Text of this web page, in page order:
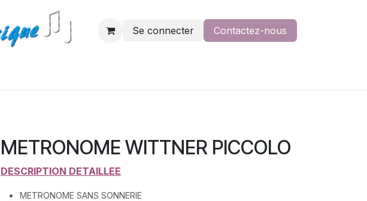
Se connecter Contactez-nous
METRONOME WITTNER PICCOLO
​DESCRIPTION DETAILLEE
METRONOME SANS SONNERIE